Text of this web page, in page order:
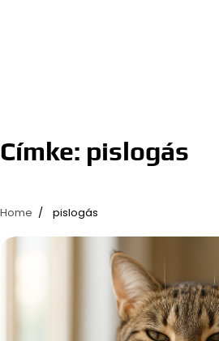
Címke: pislogás
Home pislogás